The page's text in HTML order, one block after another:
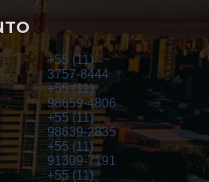
preço
+55 (11)
3757-8444
+55 (11)
98659-4806
+55 (11)
98639-2835
+55 (11)
91309-7191
+55 (11)